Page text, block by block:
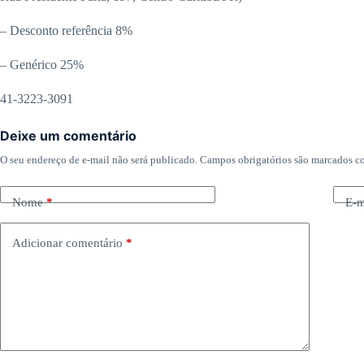
– Desconto referência 8%
– Genérico 25%
41-3223-3091
Deixe um comentário
O seu endereço de e-mail não será publicado. Campos obrigatórios são marcados
Nome* E-
Adicionar comentário *